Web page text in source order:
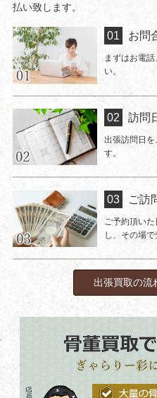
払い致します。
お問
まずはお電
い。
訪問
出張訪問日を
す。
ご訪
ご予約頂い
し、その場で
出張買取の流